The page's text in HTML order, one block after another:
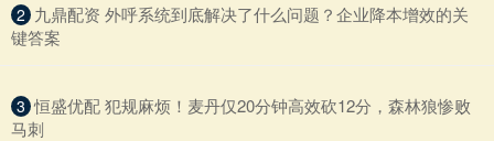
2 ​九鼎配资 外呼系统到底解决了什么问题？企业降本增效的关
键答案
3 ​恒盛优配 犯规麻烦！麦丹仅20分钟高效砍12分，森林狼惨败
马刺